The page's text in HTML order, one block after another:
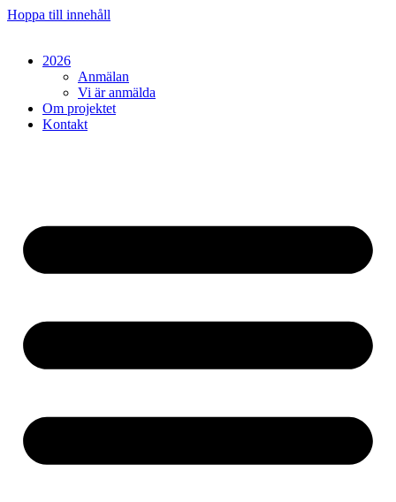
Hoppa till innehåll
2026
Anmälan
Vi är anmälda
Om projektet
Kontakt